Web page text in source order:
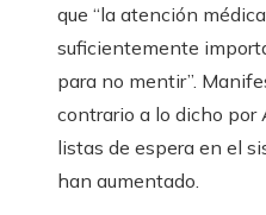
que “la atención
suficientemente
para no mentir”.
contrario a lo dicho por
listas de espera en el
han aumentado.